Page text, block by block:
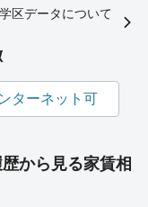
学区データについて
ターネット可
から見る家賃相